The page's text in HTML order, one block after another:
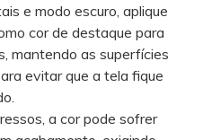
e modo escuro, aplique
cor de destaque para
mantendo as superfícies
evitar que a tela fique
a cor pode sofrer